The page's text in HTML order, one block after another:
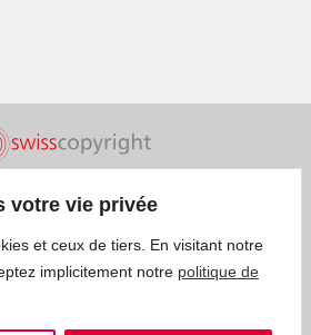
votre vie privée
et ceux de tiers. En visitant notre
implicitement notre politique de